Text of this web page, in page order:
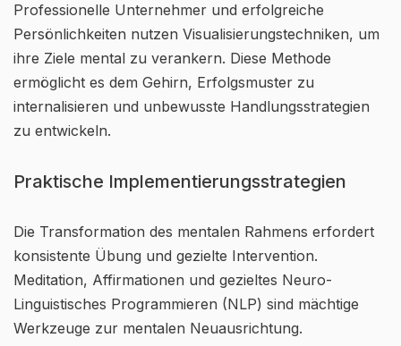
Professionelle Unternehmer und erfolgreiche
Persönlichkeiten nutzen Visualisierungstechniken, um
ihre Ziele mental zu verankern. Diese Methode
ermöglicht es dem Gehirn, Erfolgsmuster zu
internalisieren und unbewusste Handlungsstrategien
zu entwickeln.
Praktische Implementierungsstrategien
Die Transformation des mentalen Rahmens erfordert
konsistente Übung und gezielte Intervention.
Meditation, Affirmationen und gezieltes Neuro-
Linguistisches Programmieren (NLP) sind mächtige
Werkzeuge zur mentalen Neuausrichtung.